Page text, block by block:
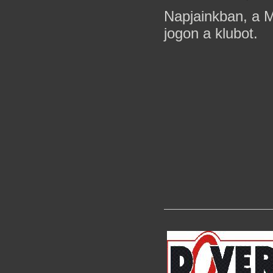
Napjainkban, a
jogon a klubot.